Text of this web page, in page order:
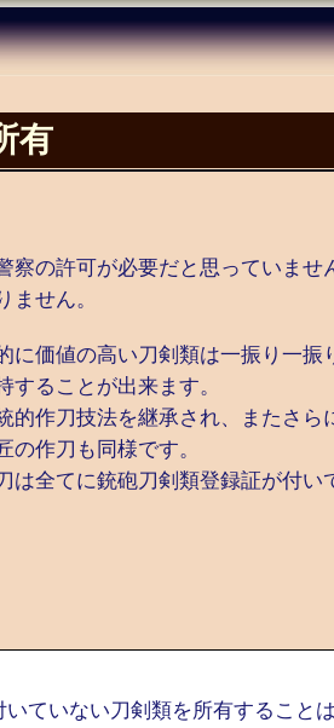
有
察の許可が必要だと思っていませ
ません。
に価値の高い刀剣類は一振り一
することが出来ます。
的作刀技法を継承され、またさら
の作刀も同様です。
は全てに銃砲刀剣類登録証が付い
ていない刀剣類を所有すること